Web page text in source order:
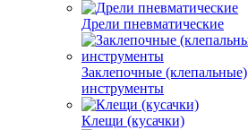
Дрели пневматические
Заклепочные (клепальные)
инструменты
Клещи (кусачки)